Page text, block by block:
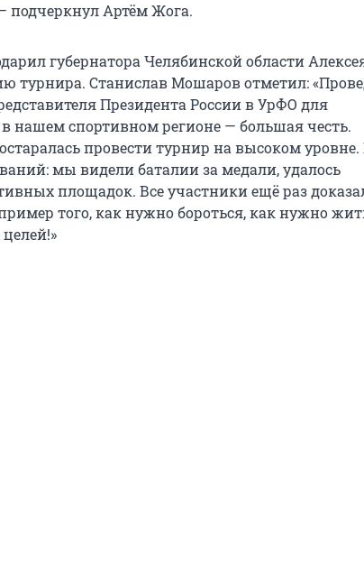
подчеркнул Артём Жога.
губернатора Челябинской области
турнира. Станислав Мошаров отметил:
Президента России в УрФО для
нашем спортивном регионе — большая честь.
провести турнир на высоком
мы видели баталии за медали, удалось
площадок. Все участники ещё раз
того, как нужно бороться, как нужно